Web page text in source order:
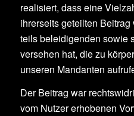
realisiert, dass eine
ihrerseits geteilten
teils beleidigenden sowie
versehen hat, die zu
unseren Mandanten
Der Beitrag war
vom Nutzer erhobenen